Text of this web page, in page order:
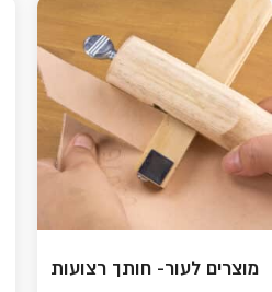
מוצרים לעור- חותך רצועות